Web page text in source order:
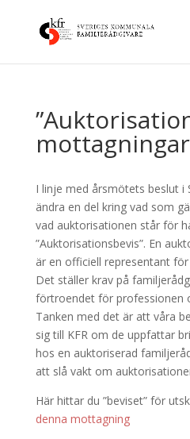
mottagningar
I linje med årsmötets beslut i
ändra en del kring vad som
vad auktorisationen står för
”Auktorisationsbevis”. En
är en officiell representant
Det ställer krav på
förtroendet för professionen
Tanken med det är att våra
sig till KFR om de uppfattar
hos en auktoriserad
att slå vakt om
Här hittar du ”beviset” för
denna mottagning